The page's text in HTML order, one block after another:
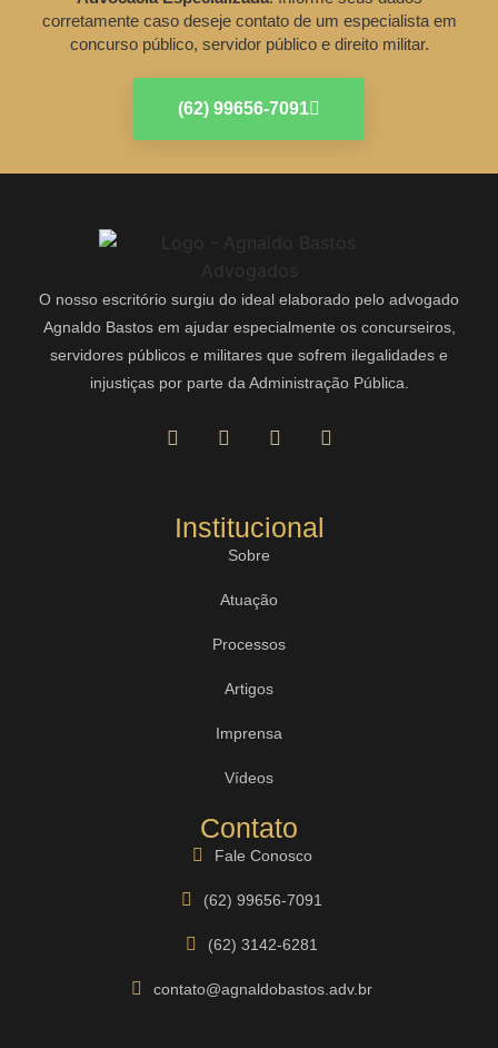
corretamente caso deseje contato de um especialista em
concurso público, servidor público e direito militar.
(62) 99656-7091
O nosso escritório surgiu do ideal elaborado pelo advogado
Agnaldo Bastos em ajudar especialmente os concurseiros,
servidores públicos e militares que sofrem ilegalidades e
injustiças por parte da Administração Pública.
Institucional
Sobre
Atuação
Processos
Artigos
Imprensa
Vídeos
Contato
Fale Conosco
(62) 99656-7091
(62) 3142-6281
contato@agnaldobastos.adv.br